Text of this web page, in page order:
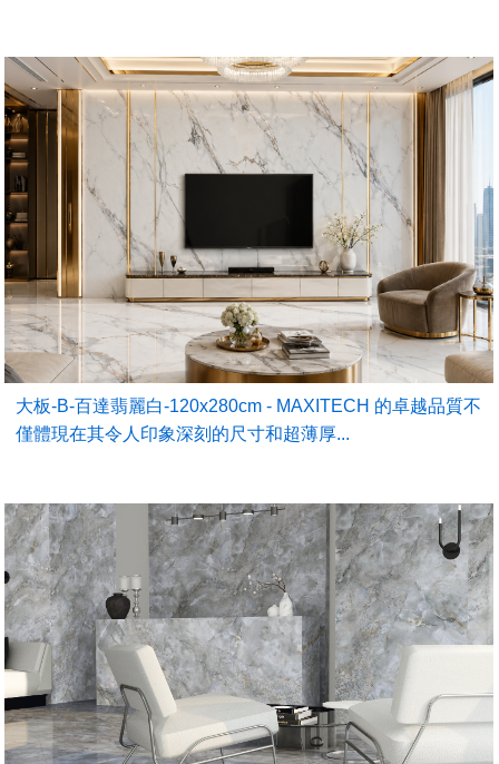
大板-B-百達翡麗白-120x280cm - MAXITECH 的卓越品質不
僅體現在其令人印象深刻的尺寸和超薄厚...